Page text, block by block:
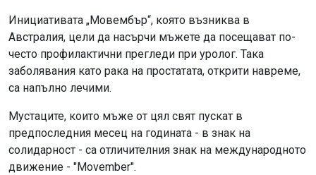
Инициативата „Мовембър“, която възниква в
Австралия, цели да насърчи мъжете да посещават по-
често профилактични прегледи при уролог. Така
заболявания като рака на простатата, открити навреме,
са напълно лечими.
Мустаците, които мъже от цял свят пускат в
предпоследния месец на годината - в знак на
солидарност - са отличителния знак на международното
движение - "Movember".